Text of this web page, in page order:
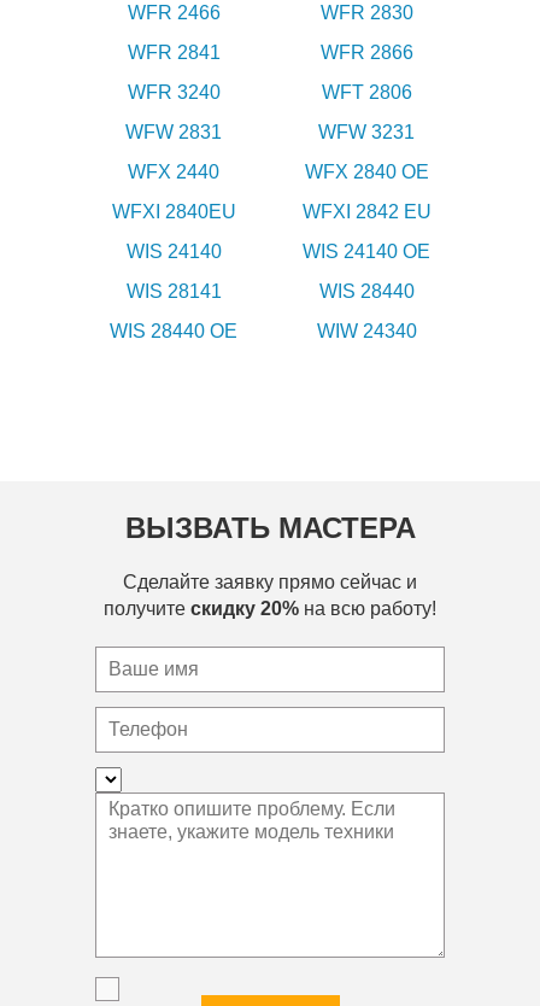
WFR 2466
WFR 2830
WFR 2841
WFR 2866
WFR 3240
WFT 2806
WFW 2831
WFW 3231
WFX 2440
WFX 2840 OE
WFXI 2840EU
WFXI 2842 EU
WIS 24140
WIS 24140 OE
WIS 28141
WIS 28440
WIS 28440 OE
WIW 24340
ВЫЗВАТЬ МАСТЕРА
Сделайте заявку прямо сейчас и
получите скидку 20% на всю работу!